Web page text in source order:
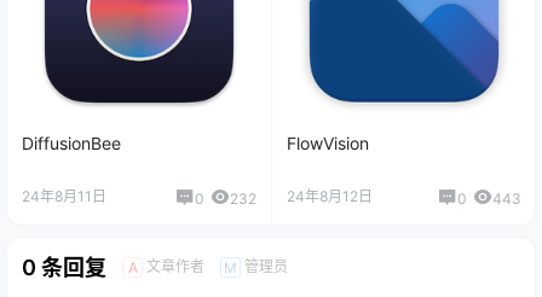
DiffusionBee
24年8月11日 0 232
FlowVision
24年8月12日 0 443
0 条回复 A 文章作者 M 管理员